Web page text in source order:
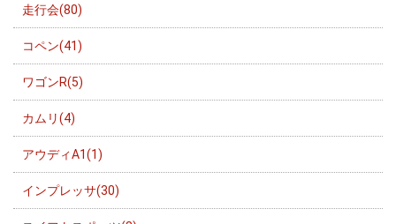
走行会(80)
コペン(41)
ワゴンR(5)
カムリ(4)
アウディA1(1)
インプレッサ(30)